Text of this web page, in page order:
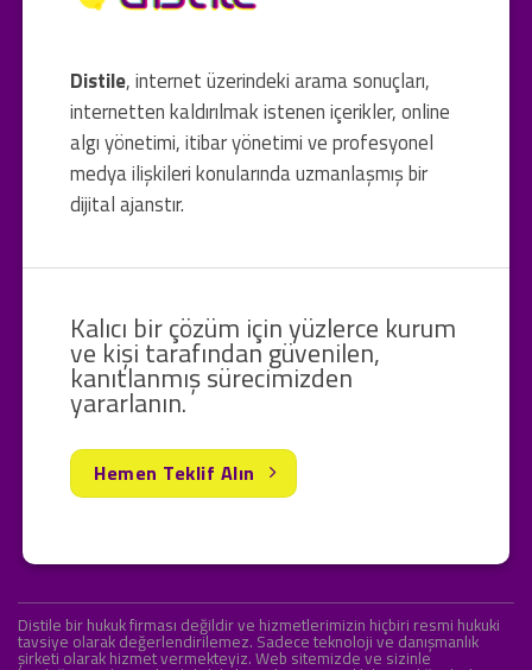
Distile, internet üzerindeki arama sonuçları,
internetten kaldırılmak istenen içerikler, online
algı yönetimi, itibar yönetimi ve profesyonel
medya ilişkileri konularında uzmanlaşmış bir
dijital ajanstır.
Kalıcı bir çözüm için yüzlerce kurum
ve kişi tarafından güvenilen,
kanıtlanmış sürecimizden
yararlanın.
Hemen Teklif Alın
Distile bir hukuk firması değildir ve hizmetlerimizin hiçbiri resmi hukuki
tavsiye olarak değerlendirilemez. Sadece teknoloji ve danışmanlık
şirketi olarak hizmet vermekteyiz. Web sitemizde ve sizinle